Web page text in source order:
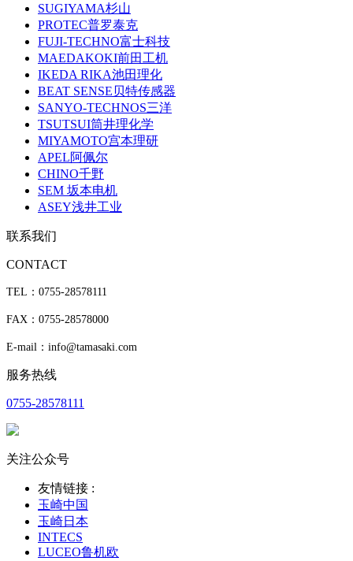
SUGIYAMA杉山
PROTEC普罗泰克
FUJI-TECHNO富士科技
MAEDAKOKI前田工机
IKEDA RIKA池田理化
BEAT SENSE贝特传感器
SANYO-TECHNOS三洋
TSUTSUI筒井理化学
MIYAMOTO宫本理研
APEL阿佩尔
CHINO千野
SEM 坂本电机
ASEY浅井工业
联系我们
CONTACT
TEL：0755-28578111
FAX：0755-28578000
E-mail：info@tamasaki.com
服务热线
0755-28578111
关注公众号
友情链接 :
玉崎中国
玉崎日本
INTECS
LUCEO鲁机欧